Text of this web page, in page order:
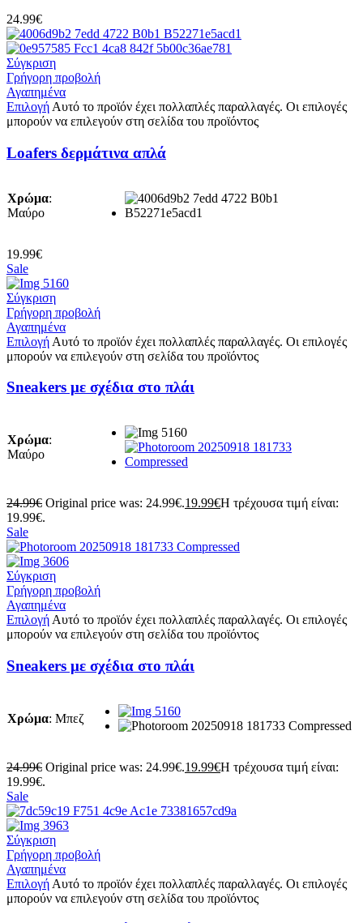
24.99€
Σύγκριση
Γρήγορη προβολή
Αγαπημένα
Επιλογή Αυτό το προϊόν έχει πολλαπλές παραλλαγές. Οι επιλογές
μπορούν να επιλεγούν στη σελίδα του προϊόντος
Loafers δερμάτινα απλά
Χρώμα:
Μαύρο
19.99€
Sale
Σύγκριση
Γρήγορη προβολή
Αγαπημένα
Επιλογή Αυτό το προϊόν έχει πολλαπλές παραλλαγές. Οι επιλογές
μπορούν να επιλεγούν στη σελίδα του προϊόντος
Sneakers με σχέδια στο πλάι
Χρώμα:
Μαύρο
24.99€ Original price was: 24.99€.19.99€Η τρέχουσα τιμή είναι:
19.99€.
Sale
Σύγκριση
Γρήγορη προβολή
Αγαπημένα
Επιλογή Αυτό το προϊόν έχει πολλαπλές παραλλαγές. Οι επιλογές
μπορούν να επιλεγούν στη σελίδα του προϊόντος
Sneakers με σχέδια στο πλάι
Χρώμα: Μπεζ
24.99€ Original price was: 24.99€.19.99€Η τρέχουσα τιμή είναι:
19.99€.
Sale
Σύγκριση
Γρήγορη προβολή
Αγαπημένα
Επιλογή Αυτό το προϊόν έχει πολλαπλές παραλλαγές. Οι επιλογές
μπορούν να επιλεγούν στη σελίδα του προϊόντος